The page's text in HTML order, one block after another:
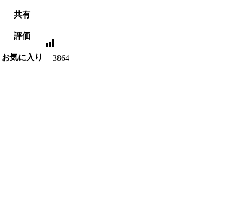
共有
評価
お気に入り 3864